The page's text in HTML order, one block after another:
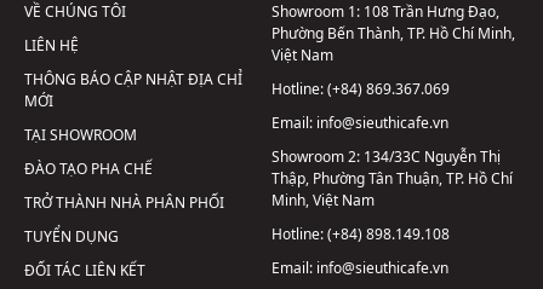
VỀ CHÚNG TÔI
LIÊN HỆ
THÔNG BÁO CẬP NHẬT ĐỊA CHỈ
MỚI
TẠI SHOWROOM
ĐÀO TẠO PHA CHẾ
TRỞ THÀNH NHÀ PHÂN PHỐI
TUYỂN DỤNG
ĐỐI TÁC LIÊN KẾT
Showroom 1: 108 Trần Hưng Đạo,
Phường Bến Thành, TP. Hồ Chí Minh,
Việt Nam
Hotline:(+84) 869.367.069
Email: info@sieuthicafe.vn
Showroom 2: 134/33C Nguyễn Thị
Thập, Phường Tân Thuận, TP. Hồ Chí
Minh, Việt Nam
Hotline:(+84) 898.149.108
Email: info@sieuthicafe.vn